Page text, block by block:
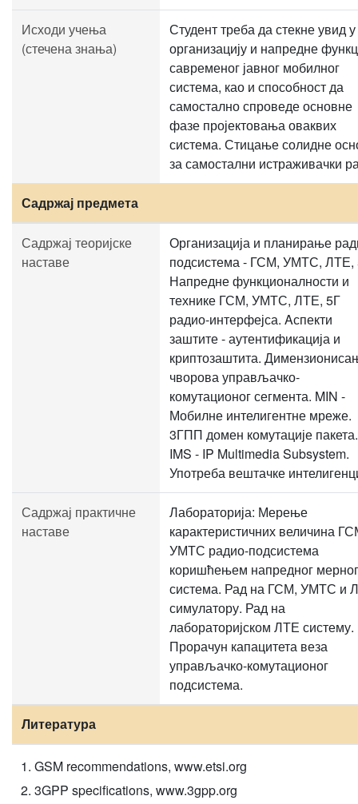
Исходи учења
(стечена знања)
Студент треба да стекне увид у
организацију и напредне
савременог јавног мобилног
система, као и спосoбност да
самостално спроведе основне
фазе пројектовања оваквих
система. Стицање солидне
за самостални истраживачки
Садржај предмета
Садржај теоријске
наставе
Организација и планирање
подсистема - ГСМ, УМТС, ЛТЕ,
Напредне функционалности и
технике ГСМ, УМТС, ЛТЕ, 5Г
радио-интерфејса. Aспекти
заштите - аутентификација и
криптозаштита.
чворова управљачко-
комутационог сегмента. MIN -
Мобилне интелигентне мреже.
3ГПП домен комутације пакета.
IMS - IP Multimedia Subsystem.
Употреба вештачке
Садржај практичне
наставе
Лабораторија: Мерење
карактеристичних величина
УМТС радио-подсистема
коришћењем напредног мерног
система. Рад на ГСМ, УМТС и
симулатору. Рад на
лабораторијском ЛТЕ систему.
Прорачун капацитета веза
управљачко-комутационог
подсистема.
Литература
GSM recommendations, www.etsi.org
3GPP specifications, www.3gpp.org